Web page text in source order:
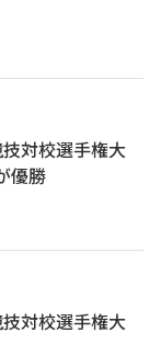
対校選手権大
優勝
対校選手権大